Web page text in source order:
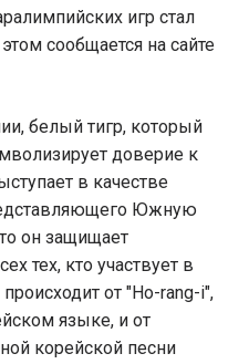
игр стал
сообщается на сайте
белый тигр, который
доверие к
в качестве
Южную
он защищает
тех, кто участвует в
от "Ho-rang-i",
языке, и от
корейской песни